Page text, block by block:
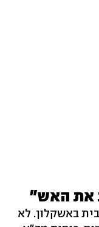
את האש"
באשקלון. לא